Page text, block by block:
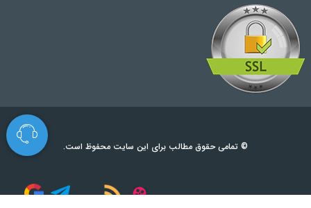
© تمامی حقوق مطالب برای این سایت محفوظ است.